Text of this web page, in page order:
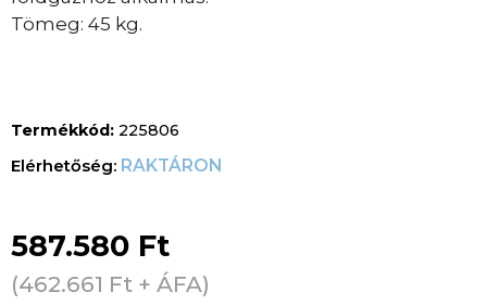
Tömeg: 45 kg.
Termékkód: 225806
RAKTÁRON
587.580 Ft
(462.661 Ft + ÁFA)